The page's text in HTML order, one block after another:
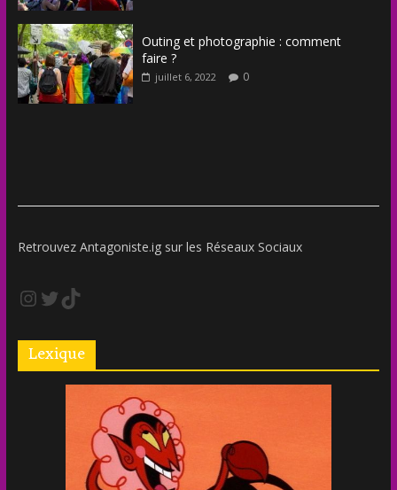
Outing et photographie : comment
faire ?
juillet 6, 2022 0
Retrouvez Antagoniste.ig sur les Réseaux Sociaux
Lexique